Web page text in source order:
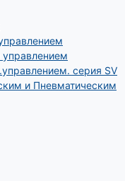
управлением
серия SV
и Пневматическим